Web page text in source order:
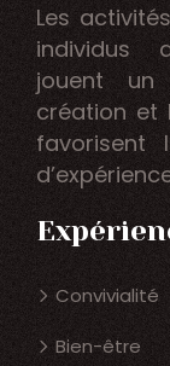
Les
individus
jouent
création et
favorisent
Convivialité
Bien-être